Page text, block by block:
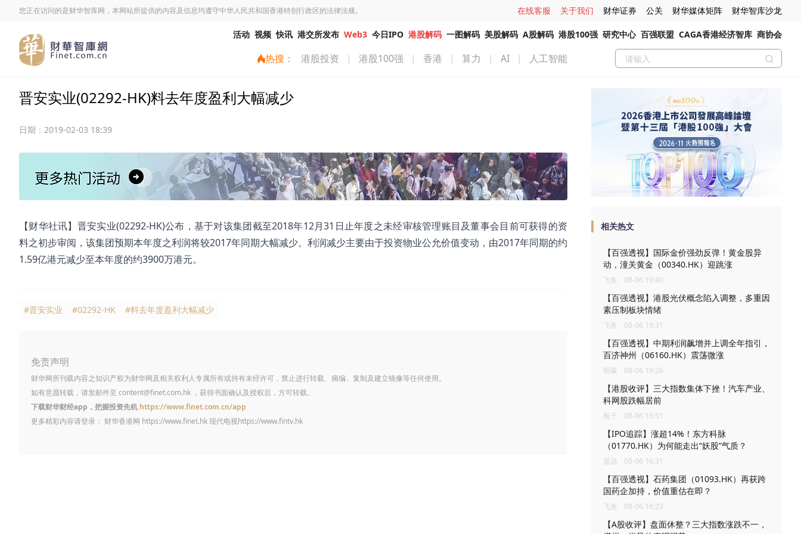
您正在访问的是财华智库网，本网站所提供的内容及信息均遵守中华人民共和国香港特别行政区的法律法规。 在线客服 关于我们 财华证券 公关 财华媒体矩阵 财华智库沙龙
活动 视频 快讯 港交所发布 Web3 今日IPO 港股解码 一图解码 美股解码 A股解码 港股100强 研究中心 百强联盟 CAGA香港经济智库 商协会
热搜： 港股投资 | 港股100强 | 香港 | 算力 | AI | 人工智能
晋安实业(02292-HK)料去年度盈利大幅减少
日期： 2019-02-03 18:39
【财华社讯】晋安实业(02292-HK)公布，基于对该集团截至2018年12月31日止年度之未经审核管理账目及董事会目前可获得的资
料之初步审阅，该集团预期本年度之利润将较2017年同期大幅减少。利润减少主要由于投资物业公允价值变动，由2017年同期的约
1.59亿港元减少至本年度的约3900万港元。
#晋安实业 #02292-HK #料去年度盈利大幅减少
免责声明
财华网所刊载内容之知识产权为财华网及相关权利人专属所有或持有未经许可，禁止进行转载、摘编、复制及建立镜像等任何使用。
如有意愿转载，请发邮件至 content@finet.com.hk ，获得书面确认及授权后，方可转载。
下载财华财经app，把握投资先机 https://www.finet.com.cn/app
更多精彩内容请登录： 财华香港网 https://www.finet.hk现代电视https://www.fintv.hk
相关热文
【百强透视】国际金价强劲反弹！黄金股异
动，潼关黄金（00340.HK）迎跳涨
飞鱼 08-06 19:40
【百强透视】港股光伏概念陷入调整，多重因
素压制板块情绪
飞鱼 08-06 19:31
【百强透视】中期利润飙增并上调全年指引，
百济神州（06160.HK）震荡微涨
明羲 08-06 19:26
【港股收评】三大指数集体下挫！汽车产业、
科网股跌幅居前
瓶子 08-06 16:51
【IPO追踪】涨超14%！东方科脉
（01770.HK）为何能走出“妖股”气质？
遥远 08-06 16:31
【百强透视】石药集团（01093.HK）再获跨
国药企加持，价值重估在即？
飞鱼 08-06 16:23
【A股收评】盘面休整？三大指数涨跌不一，